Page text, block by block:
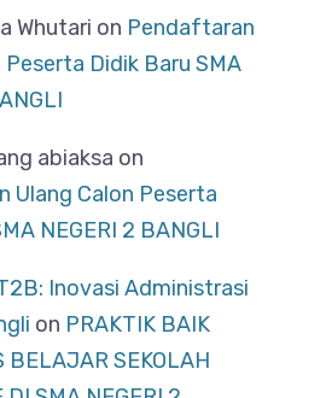
Whutari on Pendaftaran
Peserta Didik Baru SMA
abiaksa on
Ulang Calon Peserta
NEGERI 2 BANGLI
Inovasi Administrasi
on PRAKTIK BAIK
BELAJAR SEKOLAH